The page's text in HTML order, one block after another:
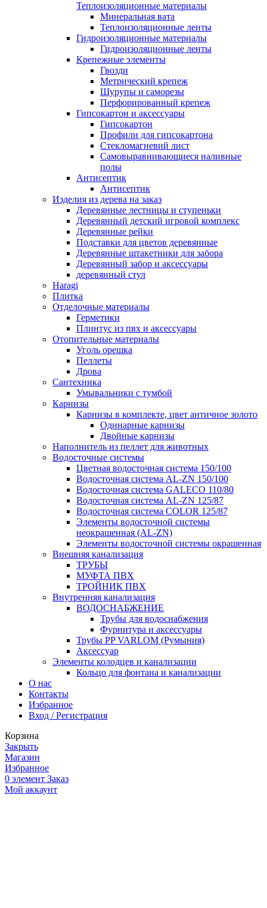
Теплоизоляционные материалы
Минеральная вата
Теплоизоляционные ленты
Гидроизоляционные материалы
Гидроизоляционные ленты
Крепежные элементы
Гвозди
Метрический крепеж
Шурупы и саморезы
Перфорированный крепеж
Гипсокартон и аксессуары
Гипсокартон
Профили для гипсокартона
Стекломагневий лист
Самовыравнивающиеся наливные
полы
Aнтисептик
Aнтисептик
Изделия из дерева на заказ
Деревянные лестницы и ступеньки
Деревянный детский игровой комплекс
Деревянные рейки
Подставки для цветов деревянные
Деревянные штакетники для забора
Деревянный забор и аксессуары
деревянный стул
Haragi
Плитка
Отделочные материалы
Герметики
Плинтус из пвх и аксессуары
Отопительные материалы
Уголь орешка
Пеллеты
Дрова
Сантехника
Умывальники с тумбой
Карнизы
Карнизы в комплекте, цвет античное золото
Одинарные карнизы
Двойные карнизы
Наполнитель из пеллет для животных
Водосточные системы
Цветная водосточная система 150/100
Водосточная система AL-ZN 150/100
Водосточная система GALECO 110/80
Водосточная система AL-ZN 125/87
Водосточная система COLOR 125/87
Элементы водосточной системы
неокрашенная (AL-ZN)
Элементы водосточной системы окрашенная
Внешняя канализация
ТРУБЫ
МУФТА ПВХ
ТРОЙНИК ПВХ
Внутренняя канализация
ВОДОСНАБЖЕНИЕ
Трубы для водоснабжения
Фурнитура и аксессуары
Трубы PP VARLOM (Румыния)
Аксессуар
Элементы колодцев и канализации
Кольцо для фонтана и канализации
О нас
Контакты
Избранное
Вход / Регистрация
Корзина
Закрыть
Магазин
Избранное
0 элемент Заказ
Мой аккаунт